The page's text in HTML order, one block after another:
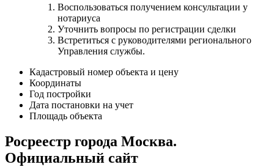
Воспользоваться получением консультации у
нотариуса
Уточнить вопросы по регистрации сделки
Встретиться с руководителями регионального
Управления службы.
Кадастровый номер объекта и цену
Координаты
Год постройки
Дата постановки на учет
Площадь объекта
Росреестр города Москва.
Официальный сайт